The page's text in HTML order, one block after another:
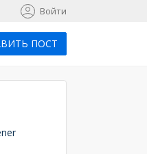
Войти
ПОСТ